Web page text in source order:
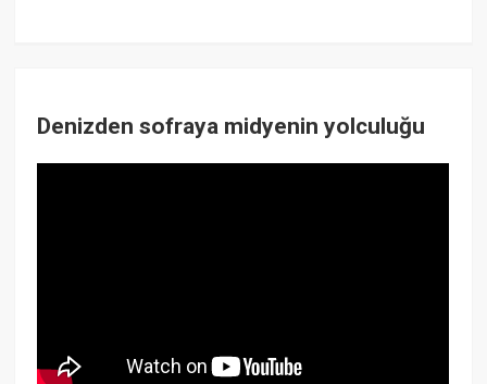
Denizden sofraya midyenin yolculuğu